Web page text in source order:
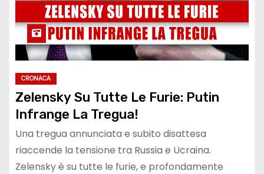
CRONACA
Zelensky Su Tutte Le Furie: Putin
Infrange La Tregua!
Una tregua annunciata e subito disattesa
riaccende la tensione tra Russia e Ucraina.
Zelensky è su tutte le furie, e profondamente